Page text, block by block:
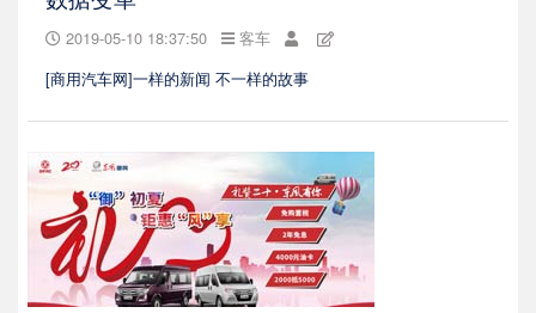
2019-05-10 18:37:50
客车
[商用汽车网]一样的新闻 不一样的故事